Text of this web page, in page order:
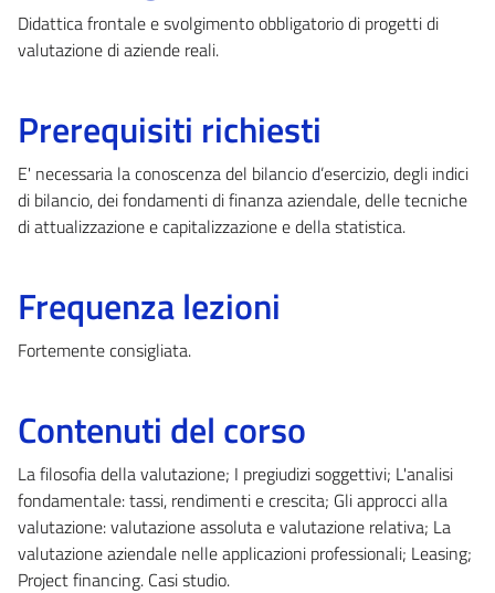
Didattica frontale e svolgimento obbligatorio di progetti di
valutazione di aziende reali.
Prerequisiti richiesti
E' necessaria la conoscenza del bilancio d’esercizio, degli indici
di bilancio, dei fondamenti di finanza aziendale, delle tecniche
di attualizzazione e capitalizzazione e della statistica.
Frequenza lezioni
Fortemente consigliata.
Contenuti del corso
La filosofia della valutazione; I pregiudizi soggettivi; L'analisi
fondamentale: tassi, rendimenti e crescita; Gli approcci alla
valutazione: valutazione assoluta e valutazione relativa; La
valutazione aziendale nelle applicazioni professionali; Leasing;
Project financing. Casi studio.